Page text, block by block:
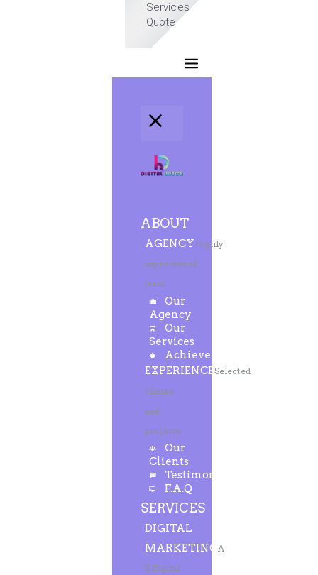
Services
Quote
ABOUT
AGENCYHighly
experienced
team
Our
Agency
Our
Services
Achievements
EXPERIENCE Selected
clients
and
projects
Our
Clients
Testimonials
F.A.Q
SERVICES
DIGITAL
MARKETING A-
Z Digital